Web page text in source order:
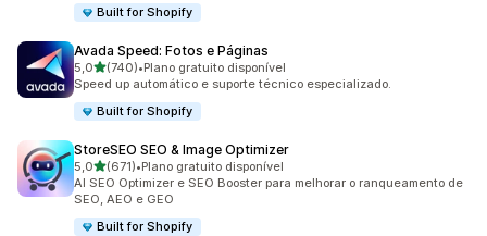
Built for Shopify
Avada Speed: Fotos e Páginas
5,0de 5 estrelas
(740)
740 avaliações ao todo
•Plano gratuito disponível
Speed up automático e suporte técnico especializado.
Built for Shopify
StoreSEO SEO & Image Optimizer
5,0de 5 estrelas
(671)
671 avaliações ao todo
•Plano gratuito disponível
AI SEO Optimizer e SEO Booster para melhorar o ranqueamento de
SEO, AEO e GEO
Built for Shopify